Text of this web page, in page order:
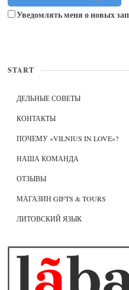
Уведомлять меня о новых
START
ДЕЛЬНЫЕ СОВЕТЫ
КОНТАКТЫ
ПОЧЕМУ «VILNIUS IN LOVE»?
НАША КОМАНДА
ОТЗЫВЫ
МАГАЗИН GIFTS & TOURS
ЛИТОВСКИЙ ЯЗЫК